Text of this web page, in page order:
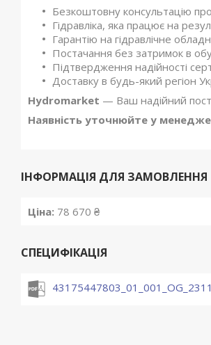
Безкоштовну консультацію
Гідравліка, яка працює на
Гарантію на гідравлічне
Постачання без затримок в
Підтвердження надійності
Доставку в будь-який регіон
Hydromarket — Ваш надійний
Наявність уточнюйте у
ІНФОРМАЦІЯ ДЛЯ ЗАМОВЛЕННЯ
Ціна: 78 670 ₴
СПЕЦИФІКАЦІЯ